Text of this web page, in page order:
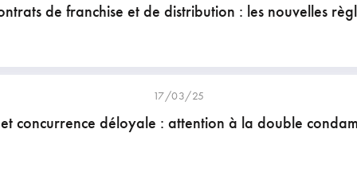
de franchise et de distribution : les nouvelles
17/03/25
concurrence déloyale : attention à la double